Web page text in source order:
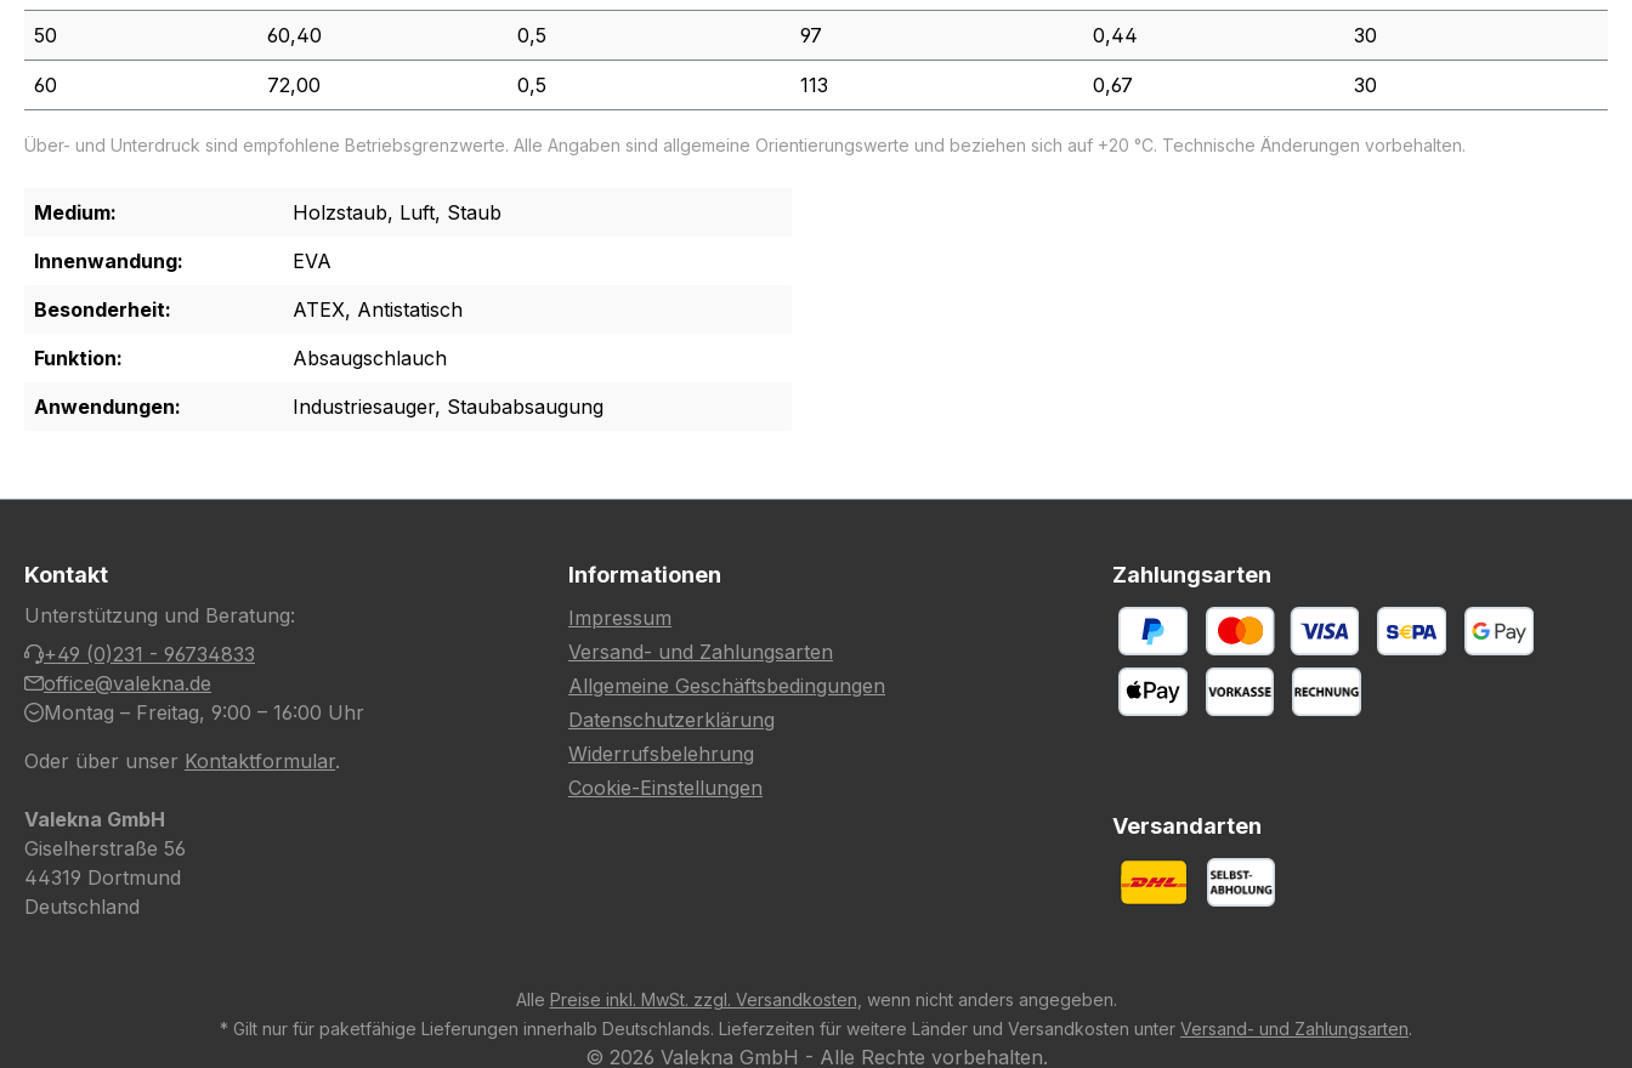
50 60,40 0,5 97 0,44 30
60 72,00 0,5 113 0,67 30
Über- und Unterdruck sind empfohlene Betriebsgrenzwerte. Alle Angaben sind allgemeine Orientierungswerte und beziehen sich auf +20 °C. Technische Änderungen vorbehalten.
Medium:
Holzstaub, Luft, Staub
Innenwandung:
EVA
Besonderheit:
ATEX, Antistatisch
Funktion:
Absaugschlauch
Anwendungen:
Industriesauger, Staubabsaugung
Kontakt
Unterstützung und Beratung:
+49 (0)231 - 96734833
office@valekna.de
Montag – Freitag, 9:00 – 16:00 Uhr
Oder über unser Kontaktformular.
Valekna GmbH
Giselherstraße 56
44319 Dortmund
Deutschland
Informationen
Impressum
Versand- und Zahlungsarten
Allgemeine Geschäftsbedingungen
Datenschutzerklärung
Widerrufsbelehrung
Cookie-Einstellungen
Zahlungsarten
Versandarten
Alle Preise inkl. MwSt. zzgl. Versandkosten , wenn nicht anders angegeben.
* Gilt nur für paketfähige Lieferungen innerhalb Deutschlands. Lieferzeiten für weitere Länder und Versandkosten unter Versand- und Zahlungsarten.
© 2026 Valekna GmbH - Alle Rechte vorbehalten.